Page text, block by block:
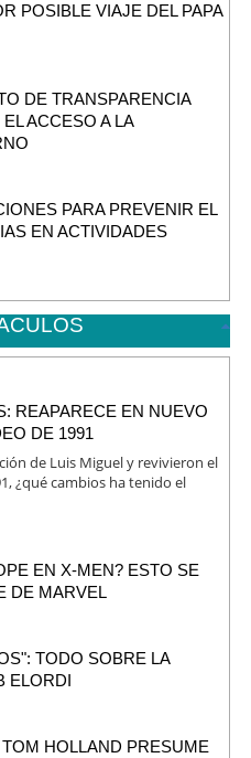
POSIBLE VIAJE DEL PAPA
DE TRANSPARENCIA
ACCESO A LA
PARA PREVENIR EL
EN ACTIVIDADES
REAPARECE EN NUEVO
DE 1991
de Luis Miguel y revivieron el
¿qué cambios ha tenido el
EN X-MEN? ESTO SE
DE MARVEL
TODO SOBRE LA
ELORDI
HOLLAND PRESUME